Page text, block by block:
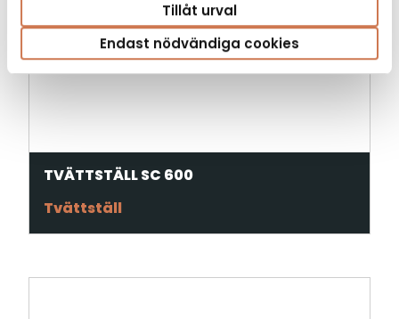
Tillåt urval
Endast nödvändiga cookies
TVÄTTSTÄLL SC 600
Tvättställ